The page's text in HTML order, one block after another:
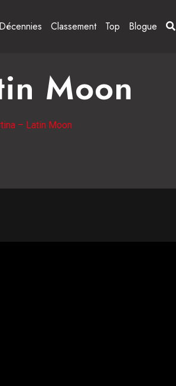
Classement Top Blogue
Moon
– Latin Moon